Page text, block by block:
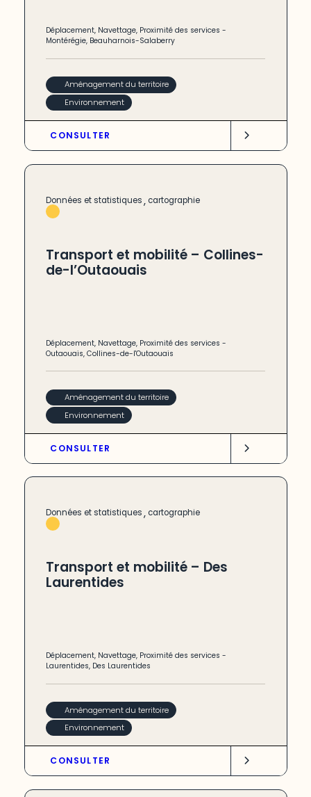
Déplacement, Navettage, Proximité des services -
Montérégie, Beauharnois-Salaberry
Aménagement du territoire
Environnement
CONSULTER
Données et statistiques, cartographie
Transport et mobilité – Collines-
de-l’Outaouais
Déplacement, Navettage, Proximité des services -
Outaouais,Collines-de-l'Outaouais
Aménagement du territoire
Environnement
CONSULTER
Données et statistiques, cartographie
Transport et mobilité – Des
Laurentides
Déplacement, Navettage, Proximité des services -
Laurentides, Des Laurentides
Aménagement du territoire
Environnement
CONSULTER